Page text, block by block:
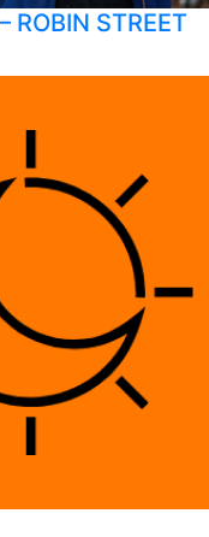
ROBIN STREET